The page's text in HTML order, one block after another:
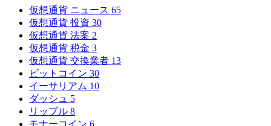
仮想通貨 ニュース 65
仮想通貨 投資 30
仮想通貨 法案 2
仮想通貨 税金 3
仮想通貨 交換業者 13
ビットコイン 30
イーサリアム 10
ダッシュ 5
リップル 8
モナーコイン 6